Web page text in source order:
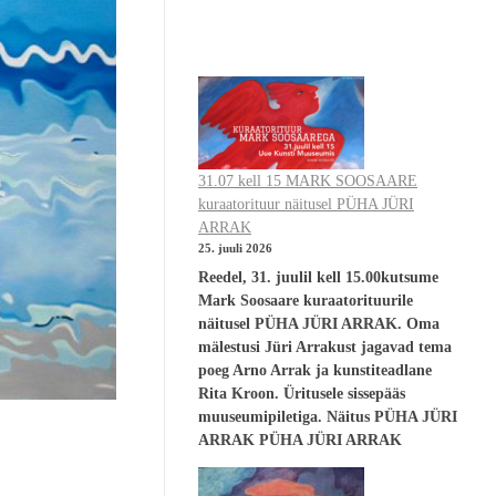
31.07 kell 15 MARK SOOSAARE
kuraatorituur näitusel PÜHA JÜRI
ARRAK
25. juuli 2026
Reedel, 31. juulil kell 15.00kutsume
Mark Soosaare kuraatorituurile
näitusel PÜHA JÜRI ARRAK. Oma
mälestusi Jüri Arrakust jagavad tema
poeg Arno Arrak ja kunstiteadlane
Rita Kroon. Üritusele sissepääs
muuseumipiletiga. Näitus PÜHA JÜRI
ARRAK PÜHA JÜRI ARRAK